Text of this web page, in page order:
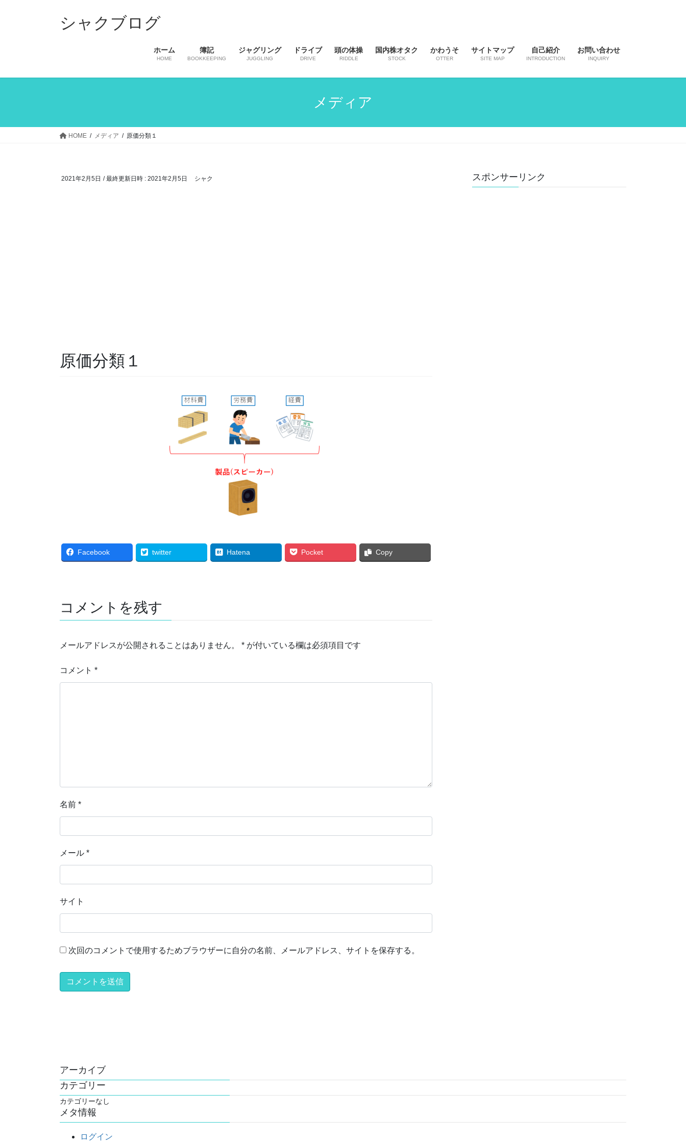
ス
ン
シャクブログ
ホーム
HOME
簿記
BOOKKEEPING
ジャグリング
JUGGLING
ドライブ
DRIVE
頭の体操
RIDDLE
国内株オタク
STOCK
かわうそ
OTTER
サイトマップ
SITE MAP
自己紹介
INTRODUCTION
お問い合わせ
INQUIRY
メディア
HOME メディア 原価分類１
2021年2月5日 / 最終更新日時 : 2021年2月5日 シャク
原価分類１
Facebook twitter Hatena Pocket Copy
コメントを残す
メールアドレスが公開されることはありません。 * が付いている欄は必須項目です
コメント *
名前 *
メール *
サイト
次回のコメントで使用するためブラウザーに自分の名前、メールアドレス、サイトを保存する。
スポンサーリンク
アーカイブ
カテゴリー
カテゴリーなし
メタ情報
ログイン